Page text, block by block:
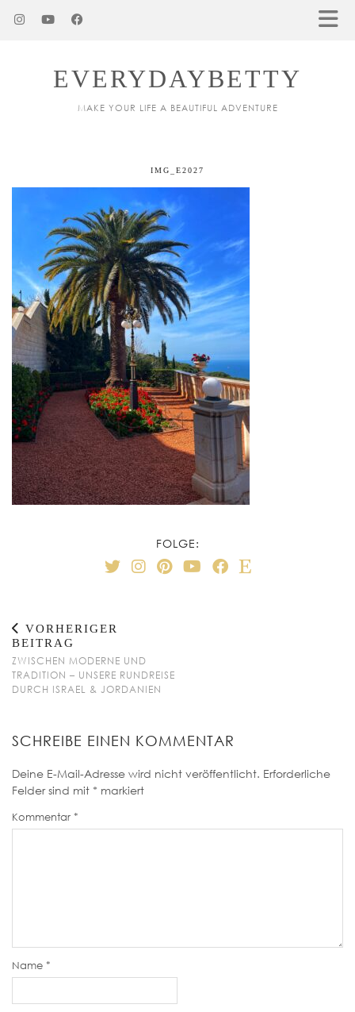
EVERYDAYBETTY
MAKE YOUR LIFE A BEAUTIFUL ADVENTURE
IMG_E2027
FOLGE:
VORHERIGER
BEITRAG
ZWISCHEN MODERNE UND
TRADITION – UNSERE RUNDREISE
DURCH ISRAEL & JORDANIEN
SCHREIBE EINEN KOMMENTAR
Deine E-Mail-Adresse wird nicht veröffentlicht. Erforderliche
Felder sind mit * markiert
Kommentar *
Name *